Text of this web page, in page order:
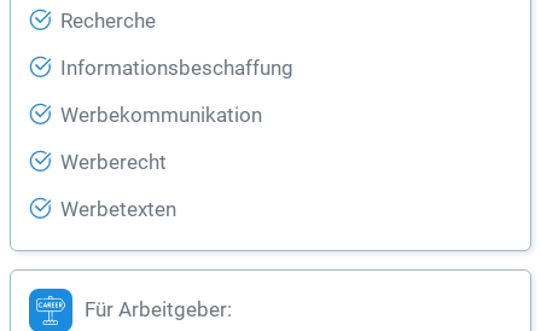
Recherche
Informationsbeschaffung
Werbekommunikation
Werberecht
Werbetexten
Für Arbeitgeber: